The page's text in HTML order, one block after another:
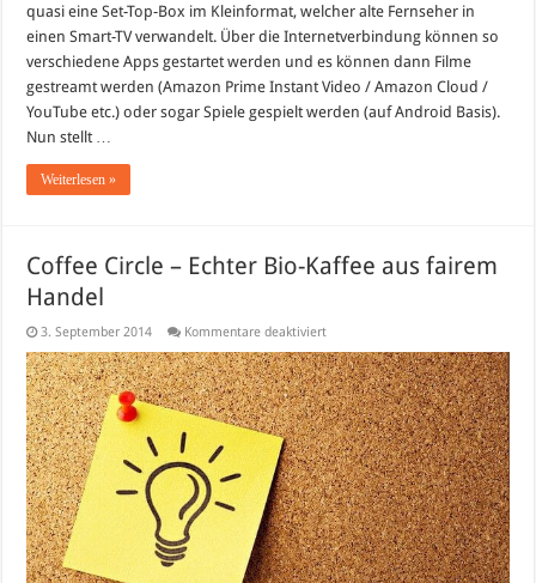
quasi eine Set-Top-Box im Kleinformat, welcher alte Fernseher in
einen Smart-TV verwandelt. Über die Internetverbindung können so
verschiedene Apps gestartet werden und es können dann Filme
gestreamt werden (Amazon Prime Instant Video / Amazon Cloud /
YouTube etc.) oder sogar Spiele gespielt werden (auf Android Basis).
Nun stellt …
Weiterlesen »
Coffee Circle – Echter Bio-Kaffee aus fairem
Handel
3. September 2014 Kommentare deaktiviertfür
Circle
–
Echter
Bio-
Kaffee
aus
fairem
Handel